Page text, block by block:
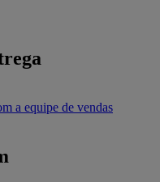
a equipe de vendas